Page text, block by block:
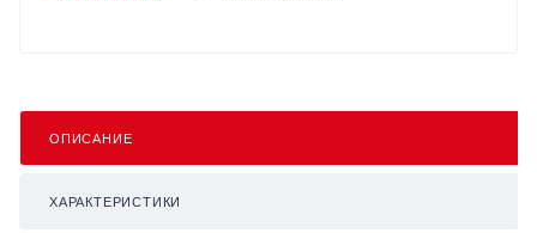
ОПИСАНИЕ
ХАРАКТЕРИСТИКИ